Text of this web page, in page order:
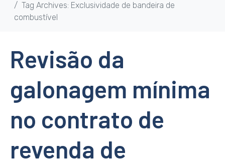
Tag Archives: Exclusividade de bandeira de
combustível
Revisão da
galonagem mínima
no contrato de
revenda de